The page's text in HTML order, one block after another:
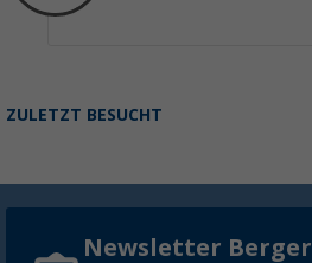
ZULETZT BESUCHT
Newsletter Berger